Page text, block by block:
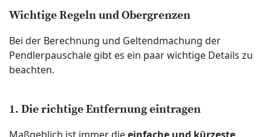
Wichtige Regeln und Obergrenzen
Bei der Berechnung und Geltendmachung der
Pendlerpauschale gibt es ein paar wichtige Details zu
beachten.
1. Die richtige Entfernung eintragen
Maßgeblich ist immer dieeinfache und kürzeste